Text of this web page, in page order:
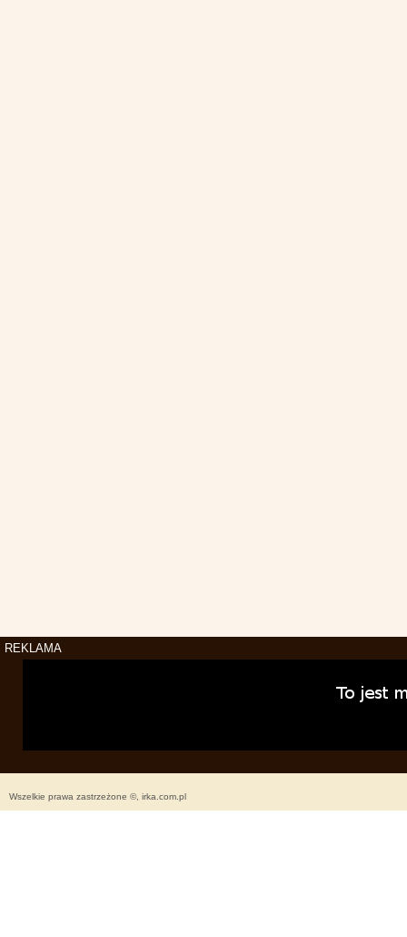
REKLAMA
Wszelkie prawa zastrzeżone ©, irka.com.pl